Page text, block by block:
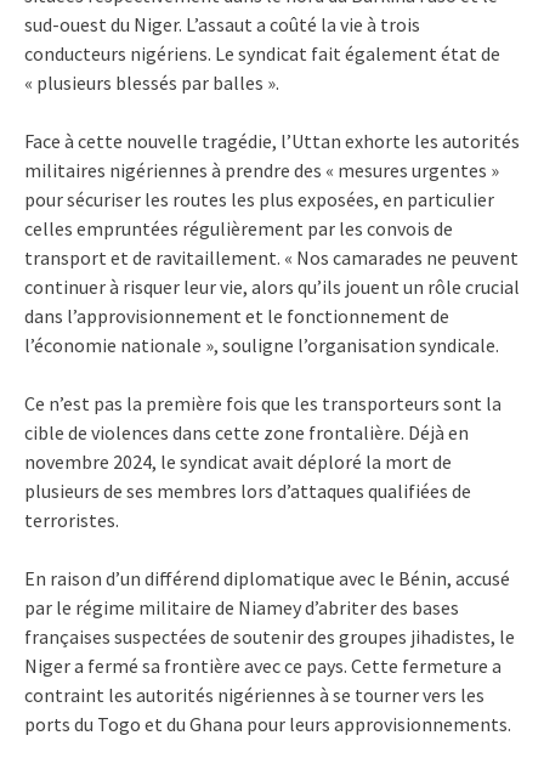
sud-ouest du Niger. L’assaut a coûté la vie à trois
conducteurs nigériens. Le syndicat fait également état de
« plusieurs blessés par balles ».
Face à cette nouvelle tragédie, l’Uttan exhorte les autorités
militaires nigériennes à prendre des « mesures urgentes »
pour sécuriser les routes les plus exposées, en particulier
celles empruntées régulièrement par les convois de
transport et de ravitaillement. « Nos camarades ne peuvent
continuer à risquer leur vie, alors qu’ils jouent un rôle crucial
dans l’approvisionnement et le fonctionnement de
l’économie nationale », souligne l’organisation syndicale.
Ce n’est pas la première fois que les transporteurs sont la
cible de violences dans cette zone frontalière. Déjà en
novembre 2024, le syndicat avait déploré la mort de
plusieurs de ses membres lors d’attaques qualifiées de
terroristes.
En raison d’un différend diplomatique avec le Bénin, accusé
par le régime militaire de Niamey d’abriter des bases
françaises suspectées de soutenir des groupes jihadistes, le
Niger a fermé sa frontière avec ce pays. Cette fermeture a
contraint les autorités nigériennes à se tourner vers les
ports du Togo et du Ghana pour leurs approvisionnements.